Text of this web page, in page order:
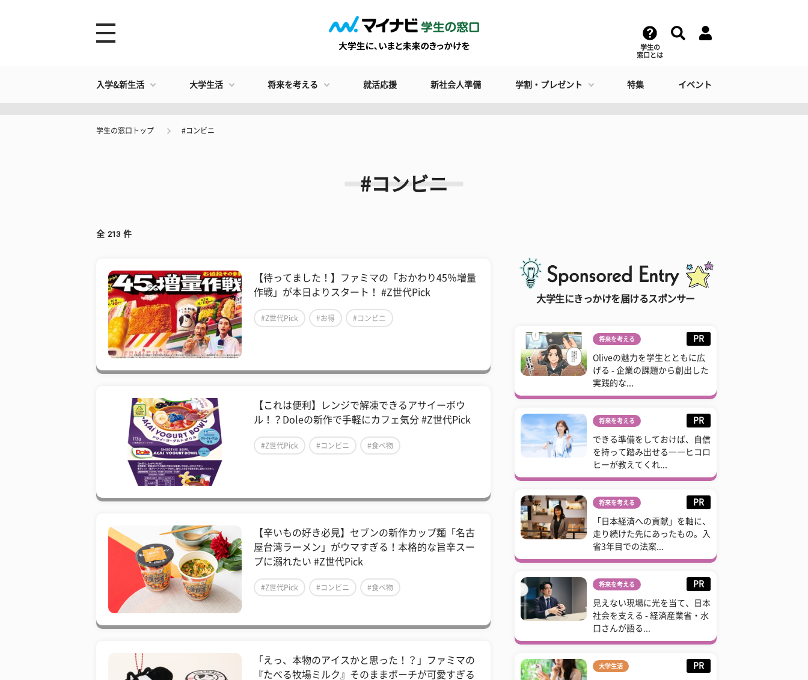
学生の
窓口とは
入学&新生活 大学生活 将来を考える 就活応援 新社会人準備 学割・プレゼント 特集 イベント
学生の窓口トップ #コンビニ
#コンビニ
全 213 件
【待ってました！】ファミマの「おかわり45％増量
作戦」が本日よりスタート！ #Z世代Pick
#Z世代Pick #お得 #コンビニ
【これは便利】レンジで解凍できるアサイーボウ
ル！？Doleの新作で手軽にカフェ気分 #Z世代Pick
#Z世代Pick #コンビニ #食べ物
【辛いもの好き必見】セブンの新作カップ麺「名古
屋台湾ラーメン」がウマすぎる！本格的な旨辛スー
プに溺れたい #Z世代Pick
#Z世代Pick #コンビニ #食べ物
「えっ、本物のアイスかと思った！？」ファミマの
『たべる牧場ミルク』そのままポーチが可愛すぎる
大学生にきっかけを届けるスポンサー
将来を考える PR
Oliveの魅力を学生とともに広
げる - 企業の課題から創出した
実践的な...
将来を考える PR
できる準備をしておけば、自信
を持って踏み出せる――ヒコロ
ヒーが教えてくれ...
将来を考える PR
「日本経済への貢献」を軸に、
走り続けた先にあったもの。入
省3年目での法案...
将来を考える PR
見えない現場に光を当て、日本
社会を支える - 経済産業省・水
口さんが語る...
大学生活 PR